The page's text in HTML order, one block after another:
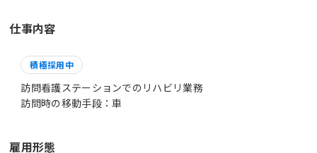
仕事内容
積極採用中
訪問看護ステーションでのリハビリ業務
訪問時の移動手段：車
雇用形態